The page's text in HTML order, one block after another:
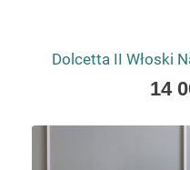
Dolcetta II Włoski
As
as
14